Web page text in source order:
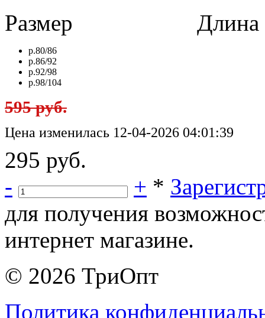
Размер
Длина в
р.80/86
р.86/92
р.92/98
р.98/104
595 руб.
Цена изменилась 12-04-2026 04:01:39
295 руб.
-
+ *
для получения
интернет магазине.
© 2026 ТриОпт
Политика